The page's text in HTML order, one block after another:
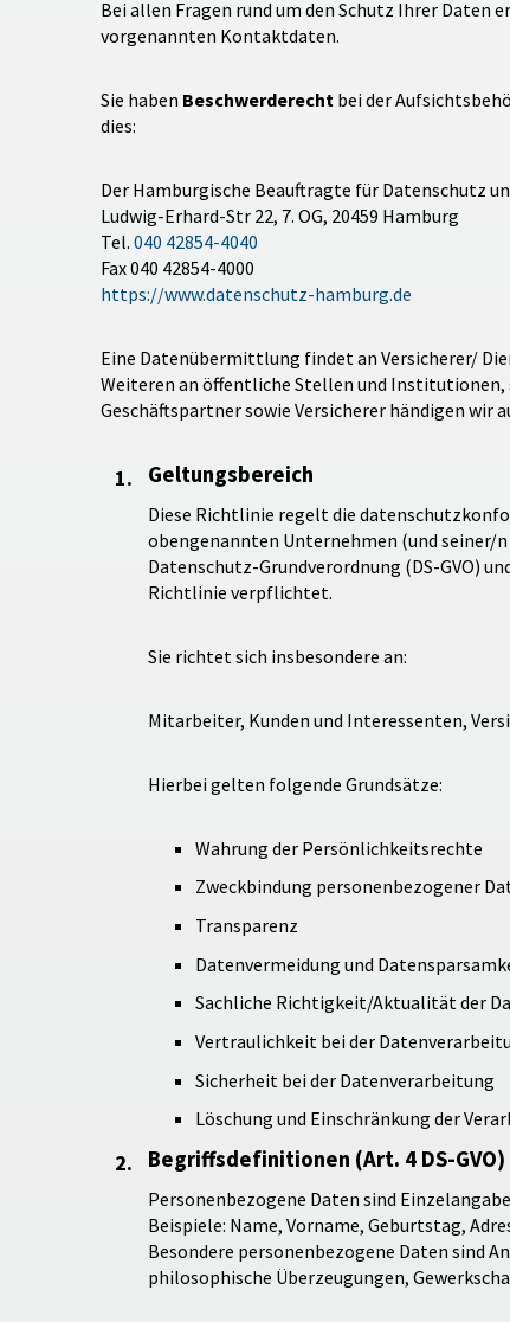
Bei allen Fragen rund um den Schutz Ihrer Daten
vorgenannten Kontaktdaten.
Sie haben Beschwerderechtbei der
dies:
Der Hamburgische Beauftragte für Datenschutz
Ludwig-Erhard-Str 22, 7. OG, 20459 Hamburg
Tel. 040 42854-4040
Fax 040 42854-4000
https://www.datenschutz-hamburg.de
Eine Datenübermittlung findet an Versicherer/
Weiteren an öffentliche Stellen und
Geschäftspartner sowie Versicherer händigen wir
Geltungsbereich
Diese Richtlinie regelt die
obengenannten Unternehmen (und seiner/
Datenschutz-Grundverordnung (DS-GVO)
Richtlinie verpflichtet.
Sie richtet sich insbesondere an:
Mitarbeiter, Kunden und Interessenten,
Hierbei gelten folgende Grundsätze:
Wahrung der Persönlichkeitsrechte
Zweckbindung personenbezogener
Transparenz
Datenvermeidung und
Sachliche Richtigkeit/Aktualität der
Vertraulichkeit bei der
Sicherheit bei der Datenverarbeitung
Löschung und Einschränkung der
Begriffsdefinitionen (Art. 4 DS-GVO)
Personenbezogene Daten sind
Beispiele: Name, Vorname, Geburtstag,
Besondere personenbezogene Daten sind
philosophische Überzeugungen,